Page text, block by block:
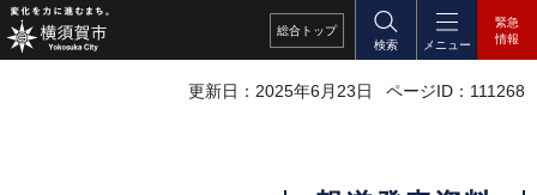
総合 トップ
検索
メニュー
緊急
情報
更新日：2025年6月23日 ページID：111268